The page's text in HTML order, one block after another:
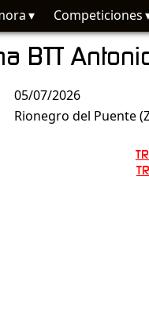
Competiciones
BTT
05/07/2026
Rionegro del Puente